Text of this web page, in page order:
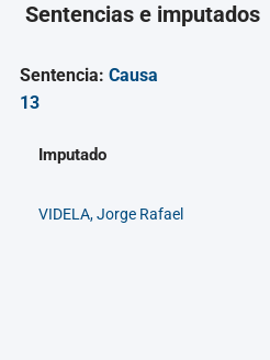
Sentencias e imputados
Sentencia: Causa
13
Imputado
VIDELA, Jorge Rafael